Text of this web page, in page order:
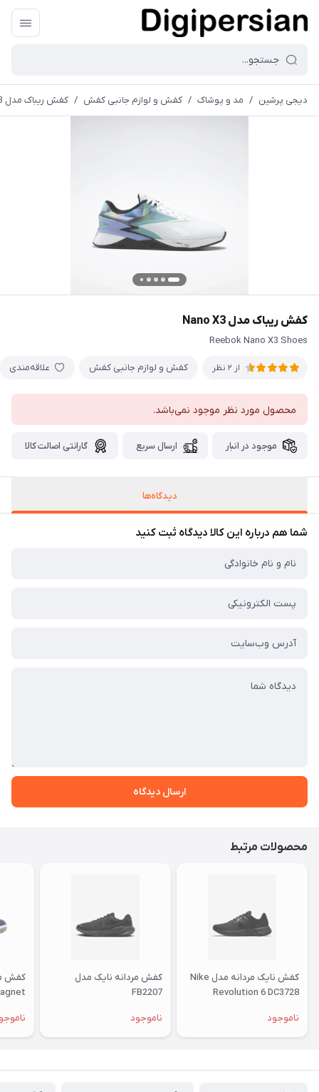
دیجی پرشین / مد و پوشاک / کفش و لوازم جانبی کفش / کفش ریباک‌ مدل Nano X3
کفش ریباک‌ مدل Nano X3
Reebok Nano X3 Shoes
از 2 نظر کفش و لوازم جانبی کفش علاقه‌مندی
محصول مورد نظر موجود نمی‌باشد.
موجود در انبار ارسال سریع گارانتی اصالت کالا
دیدگاه‌ها
شما هم درباره این کالا دیدگاه ثبت کنید
ارسال دیدگاه
محصولات مرتبط
کفش نایک مردانه مدل Nike
Revolution 6 DC3728
ناموجود
کفش مردانه نایک مدل
FB2207
ناموجود